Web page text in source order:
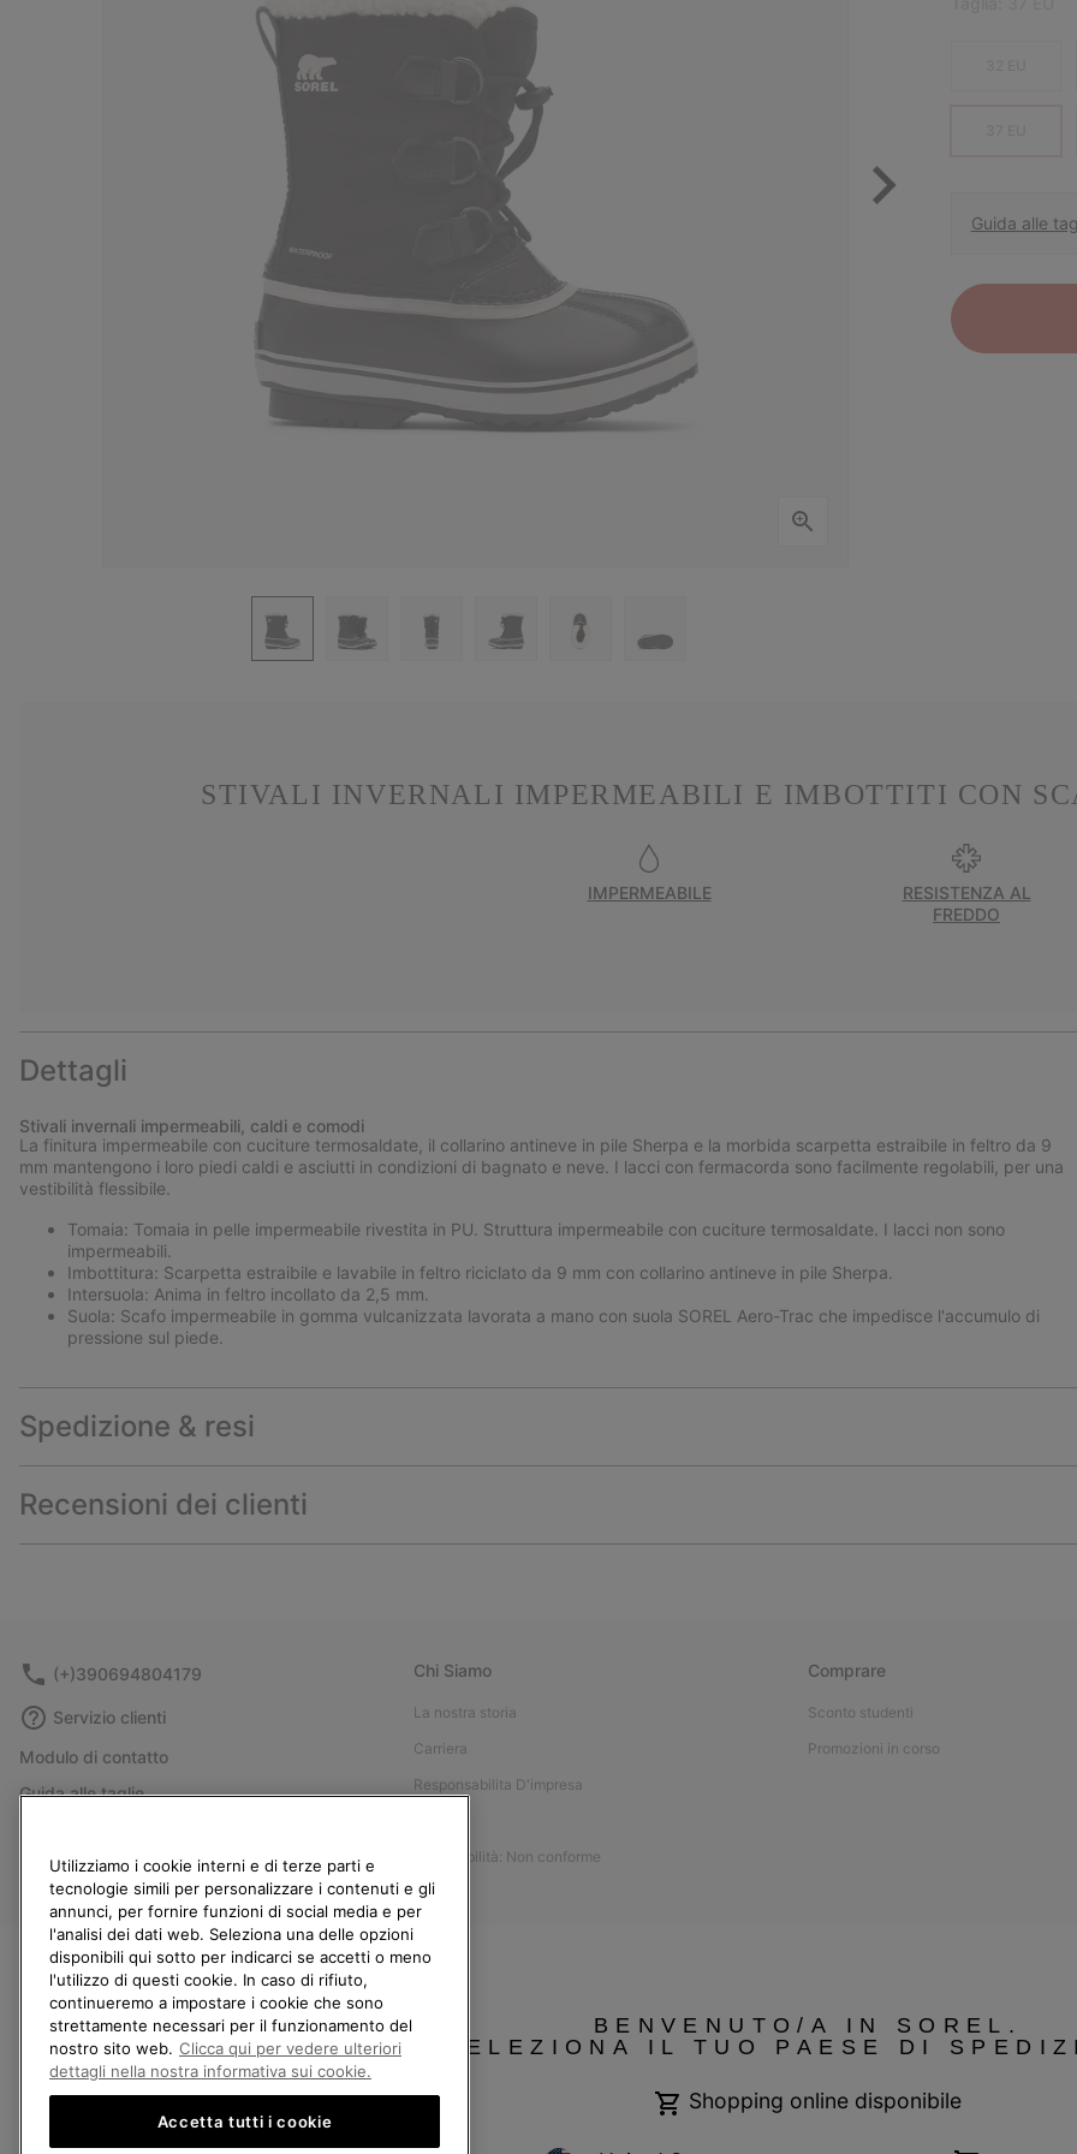
Guida alle
STIVALI INVERNALI IMPERMEABILI E IMBOTTITI CON
IMPERMEABILE
RESISTENZA AL
FREDDO
Dettagli
Stivali invernali impermeabili, caldi e comodi
La finitura impermeabile con cuciture termosaldate, il collarino antineve in pile Sherpa e la morbida scarpetta estraibile in feltro da 9
mm mantengono i loro piedi caldi e asciutti in condizioni di bagnato e neve. I lacci con fermacorda sono facilmente regolabili, per una
vestibilità flessibile.
Tomaia: Tomaia in pelle impermeabile rivestita in PU. Struttura impermeabile con cuciture termosaldate. I lacci non sono
impermeabili.
Imbottitura: Scarpetta estraibile e lavabile in feltro riciclato da 9 mm con collarino antineve in pile Sherpa.
Intersuola: Anima in feltro incollato da 2,5 mm.
Suola: Scafo impermeabile in gomma vulcanizzata lavorata a mano con suola SOREL Aero-Trac che impedisce l'accumulo di
pressione sul piede.
Spedizione & resi
Recensioni dei clienti
(+)390694804179
Servizio clienti
Modulo di contatto
Guida alle taglie
Resi
Recedi dal contratto
I miei ordini
Spedizione
Pagamento
Domande frequenti
Chi Siamo
La nostra storia
Carriera
Responsabilita D'impresa
Accessibilità: Non conforme
Comprare
Sconto studenti
Promozioni in corso
BENVENUTO/A IN SOREL.
SELEZIONA IL TUO PAESE DI
Shopping online disponibile
Utilizziamo i cookie interni e di terze parti e
tecnologie simili per personalizzare i contenuti e gli
annunci, per fornire funzioni di social media e per
l'analisi dei dati web. Seleziona una delle opzioni
disponibili qui sotto per indicarci se accetti o meno
l'utilizzo di questi cookie. In caso di rifiuto,
continueremo a impostare i cookie che sono
strettamente necessari per il funzionamento del
nostro sito web. Clicca qui per vedere ulteriori
dettagli nella nostra informativa sui cookie.
Accetta tutti i cookie